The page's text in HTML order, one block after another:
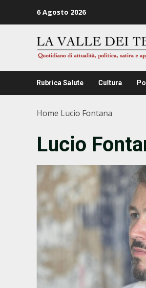
6 Agosto 2026
Rubrica Salute Cultura
Home Lucio Fontana
Lucio